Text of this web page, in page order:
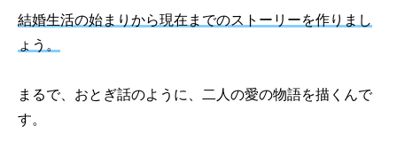
結婚生活の始まりから現在までのストーリーを作りまし
ょう。
まるで、おとぎ話のように、二人の愛の物語を描くんで
す。